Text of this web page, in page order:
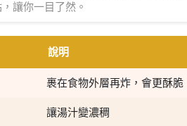
讓你一目了然。
說明
裹在食物外層再炸，會更酥脆
讓湯汁變濃稠